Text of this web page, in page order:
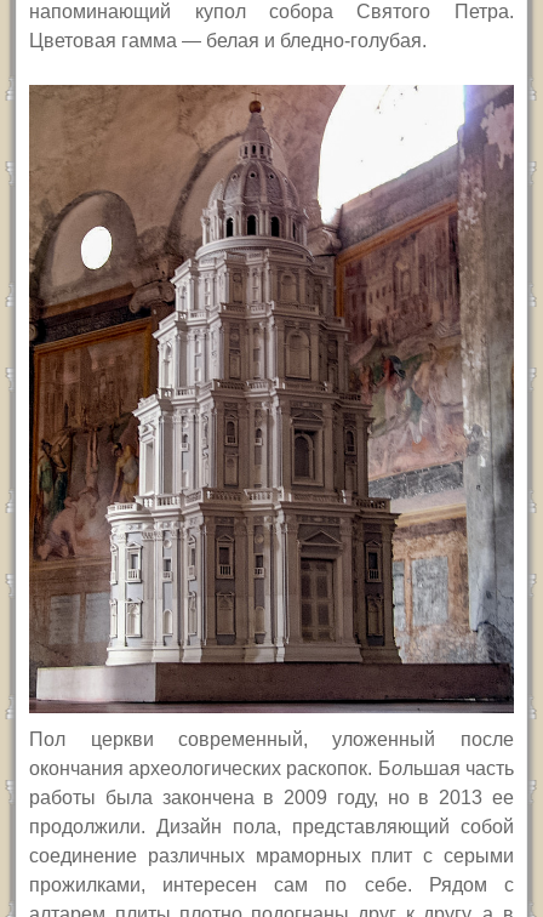
напоминающий купол собора Святого Петра.
Цветовая гамма — белая и бледно-голубая.
Пол церкви современный, уложенный после
окончания археологических раскопок. Большая часть
работы была закончена в 2009 году, но в 2013 ее
продолжили. Дизайн пола, представляющий собой
соединение различных мраморных плит с серыми
прожилками, интересен сам по себе. Рядом с